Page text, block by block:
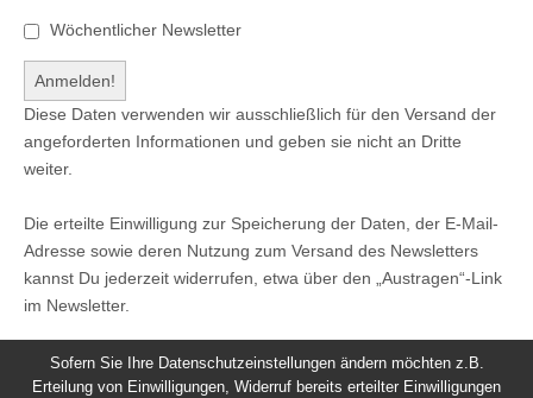
Wöchentlicher Newsletter
Diese Daten verwenden wir ausschließlich für den Versand der
angeforderten Informationen und geben sie nicht an Dritte
weiter.
Die erteilte Einwilligung zur Speicherung der Daten, der E-Mail-
Adresse sowie deren Nutzung zum Versand des Newsletters
kannst Du jederzeit widerrufen, etwa über den „Austragen“-Link
im Newsletter.
Sofern Sie Ihre Datenschutzeinstellungen ändern möchten z.B.
Erteilung von Einwilligungen, Widerruf bereits erteilter Einwilligungen